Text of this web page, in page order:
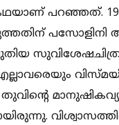
പറഞ്ഞത്.
പസോളിനി